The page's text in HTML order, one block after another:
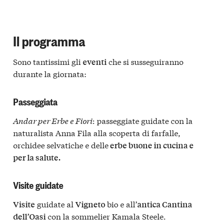
Il programma
Sono tantissimi gli eventiche si susseguiranno
durante la giornata:
Passeggiata
Andar per Erbe e Fiori: passeggiate guidate con la
naturalista Anna Fila alla scoperta di farfalle,
orchidee selvatiche e delleerbe buone in cucina e
per la salute.
Visite guidate
Visite guidate al Vignetobio e all’antica Cantina
dell’Oasicon la sommelier Kamala Steele.